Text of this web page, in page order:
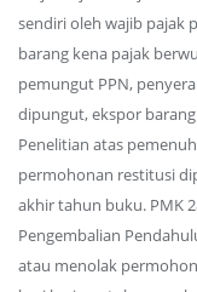
sendiri oleh wajib pajak
barang kena pajak
pemungut PPN,
dipungut, ekspor
Penelitian atas
permohonan restitusi
akhir tahun buku. PMK
Pengembalian
atau menolak